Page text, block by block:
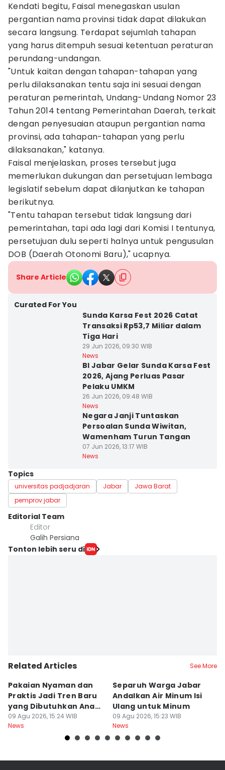
Kendati begitu, Faisal menegaskan usulan
pergantian nama provinsi tidak dapat dilakukan
secara langsung. Terdapat sejumlah tahapan
yang harus ditempuh sesuai ketentuan peraturan
perundang-undangan.
"Untuk kaitan dengan tahapan-tahapan yang
perlu dilaksanakan tentu saja ini sesuai dengan
peraturan pemerintah, Undang-Undang Nomor 23
Tahun 2014 tentang Pemerintahan Daerah, terkait
dengan penyesuaian ataupun pergantian nama
provinsi, ada tahapan-tahapan yang perlu
dilaksanakan," katanya.
Faisal menjelaskan, proses tersebut juga
memerlukan dukungan dan persetujuan lembaga
legislatif sebelum dapat dilanjutkan ke tahapan
berikutnya.
"Tentu tahapan tersebut tidak langsung dari
pemerintahan, tapi ada lagi dari Komisi I tentunya,
persetujuan dulu seperti halnya untuk pengusulan
DOB (Daerah Otonomi Baru)," ucapnya.
Share Article
Curated For You
Sunda Karsa Fest 2026 Catat
Transaksi Rp53,7 Miliar dalam
Tiga Hari
29 Jun 2026, 09:30 WIB
News
BI Jabar Gelar Sunda Karsa Fest
2026, Ajang Perluas Pasar
Pelaku UMKM
26 Jun 2026, 09:48 WIB
News
Negara Janji Tuntaskan
Persoalan Sunda Wiwitan,
Wamenham Turun Tangan
07 Jun 2026, 13:17 WIB
News
Topics
universitas padjadjaran Jabar
Jawa Barat
pemprov jabar
Editorial Team
Editor
Galih Persiana
Tonton lebih seru di
Related Articles See More
Pakaian Nyaman dan
Praktis Jadi Tren Baru
yang Dibutuhkan Anak
Muda
09 Agu 2026, 15:24 WIB
News
Separuh Warga Jabar
Andalkan Air Minum Isi
Ulang untuk Minum
09 Agu 2026, 15:23 WIB
News